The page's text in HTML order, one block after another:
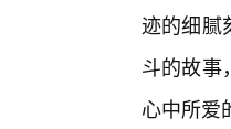
迹的细腻
斗的故事
心中所爱